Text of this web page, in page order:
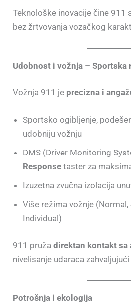
Teknološke inovacije čine 911
bez žrtvovanja vozačkog
Udobnost i vožnja – Sportska
Vožnja 911 je precizna i
Sportsko ogibljenje,
udobniju vožnju
DMS (Driver Monitoring
Response taster za
Izuzetna zvučna izolacija
Više režima vožnje (Normal,
Individual)
911 pružadirektan kontakt sa
nivelisanje udaraca
Potrošnja i ekologija